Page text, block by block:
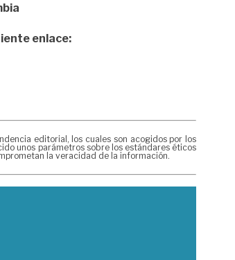
enlace:
editorial, los cuales son acogidos por los
unos parámetros sobre los estándares éticos
la veracidad de la información.